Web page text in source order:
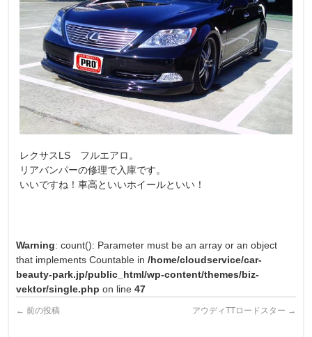
レクサスLS フルエアロ。
リアバンパーの修理で入庫です。
いいですね！車高といいホイールといい！
Warning: count(): Parameter must be an array or an object
that implements Countable in/home/cloudservice/car-
beauty-park.jp/public_html/wp-content/themes/biz-
vektor/single.php on line47
← 前の投稿 アウディTTロードスター →